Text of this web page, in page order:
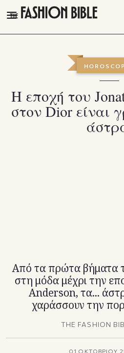
THE FASHION
TALK OF THE TOWN
PLEASURES
Η εποχή του
στον Dior είναι
Από τα πρώτα βήματα
στη μόδα μέχρι την
Anderson, τα...
χαράσσουν την
THE FASHION
01 ΟΚΤΩΒΡΙΟΥ